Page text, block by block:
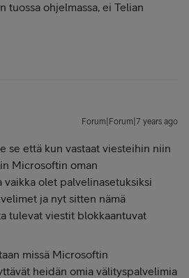
tuossa ohjelmassa, ei Telian
Forum|Forum|7 years ago
se että kun vastaat viesteihin niin
Microsoftin oman
olet palvelinasetuksiksi
ja nyt sitten nämä
tulevat viestit blokkaantuvat
missä Microsoftin
heidän omia välityspalvelimia